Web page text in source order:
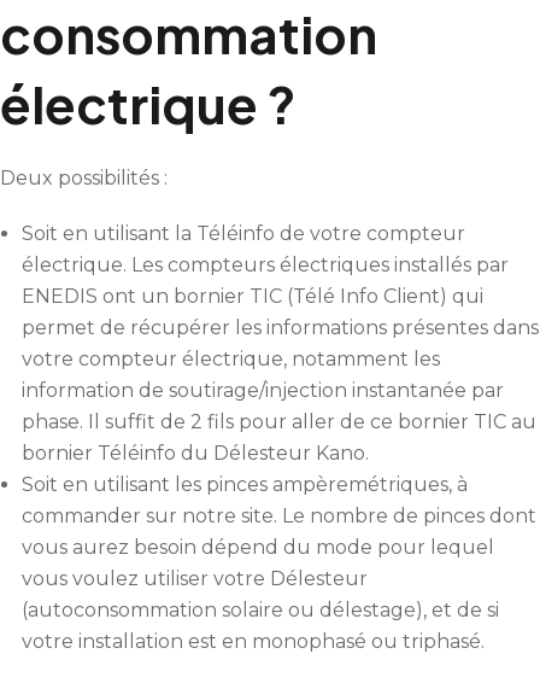
consommation
électrique ?
Deux possibilités :
Soit en utilisant la Téléinfo de votre compteur
électrique. Les compteurs électriques installés par
ENEDIS ont un bornier TIC (Télé Info Client) qui
permet de récupérer les informations présentes dans
votre compteur électrique, notamment les
information de soutirage/injection instantanée par
phase. Il suffit de 2 fils pour aller de ce bornier TIC au
bornier Téléinfo du Délesteur Kano.
Soit en utilisant les pinces ampèremétriques, à
commander sur notre site. Le nombre de pinces dont
vous aurez besoin dépend du mode pour lequel
vous voulez utiliser votre Délesteur
(autoconsommation solaire ou délestage), et de si
votre installation est en monophasé ou triphasé.